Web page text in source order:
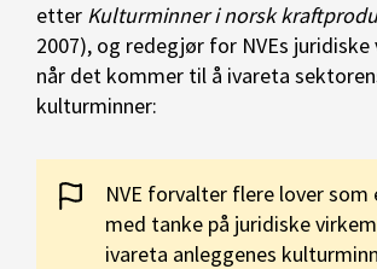
etter Kulturminner i norsk
2007), og redegjør for NVEs
når det kommer til å ivareta
kulturminner:
NVE forvalter flere lover som
med tanke på juridiske
ivareta anleggenes